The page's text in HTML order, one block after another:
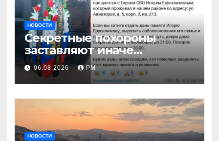
НОВОСТИ
Секретные похороны
заставляют иначе
взглянуть на взрыв
06.08.2026 РМ
НОВОСТИ